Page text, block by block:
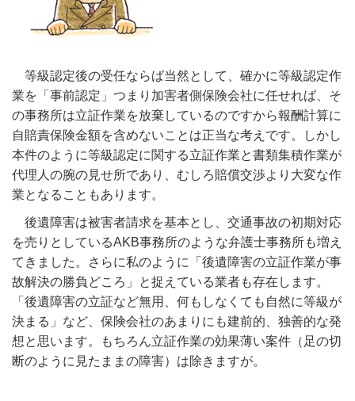
等級認定後の受任ならば当然として、確かに等級認定作
業を「事前認定」つまり加害者側保険会社に任せれば、そ
の事務所は立証作業を放棄しているのですから報酬計算に
自賠責保険金額を含めないことは正当な考えです。しかし
本件のように等級認定に関する立証作業と書類集積作業が
代理人の腕の見せ所であり、むしろ賠償交渉より大変な作
業となることもあります。
後遺障害は被害者請求を基本とし、交通事故の初期対応
を売りとしているAKB事務所のような弁護士事務所も増え
てきました。さらに私のように「後遺障害の立証作業が事
故解決の勝負どころ」と捉えている業者も存在します。
「後遺障害の立証など無用、何もしなくても自然に等級が
決まる」など、保険会社のあまりにも建前的、独善的な発
想と思います。もちろん立証作業の効果薄い案件（足の切
断のように見たままの障害）は除きますが。